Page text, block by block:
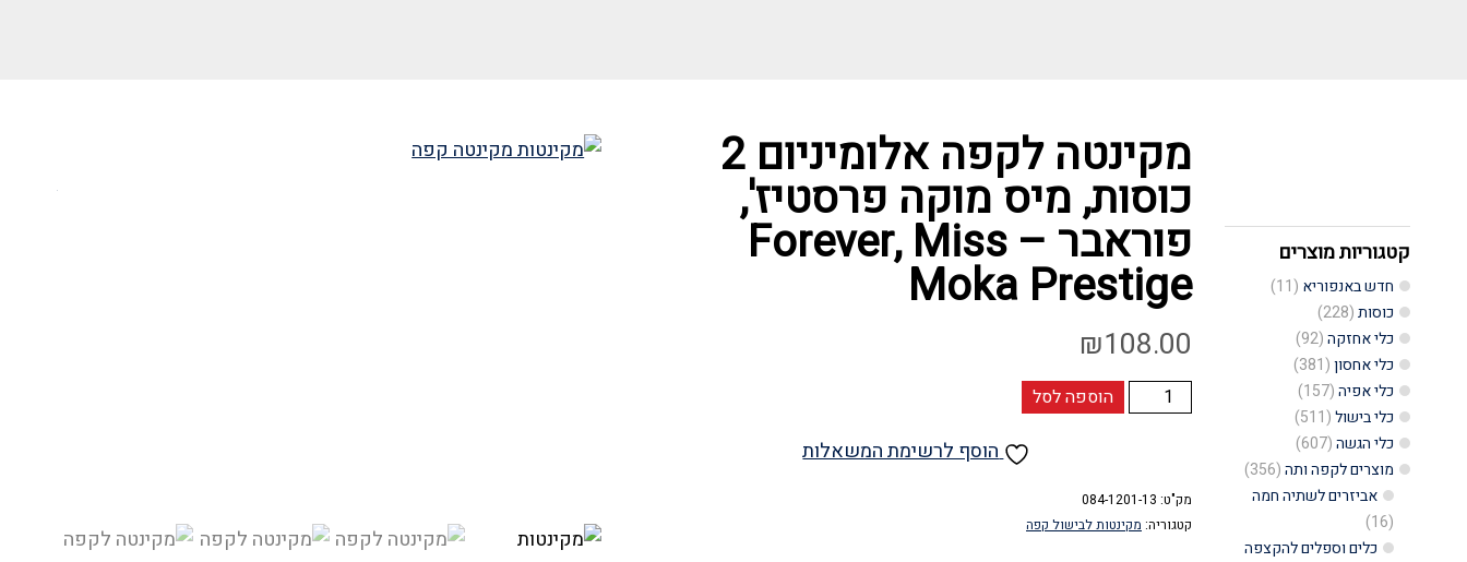
קטגוריות מוצרים
חדש באנפוריא (11)
כוסות(228)
כלי אחזקה(92)
כלי אחסון(381)
כלי אפיה(157)
כלי בישול(511)
כלי הגשה(607)
מוצרים לקפה ותה(356)
אביזרים לשתיה חמה
(16)
כלים וספלים להקצפה
מקינטה לקפה אלומיניום 2
כוסות, מיס מוקה פרסטיז',
פוראבר – Forever, Miss
Moka Prestige
₪108.00
כמות
לקפה
אלומיניום
הוספה לסל
הוסף לרשימת המשאלות
מק"ט: 084-1201-13
קטגוריה: מקינטות לבישול קפה